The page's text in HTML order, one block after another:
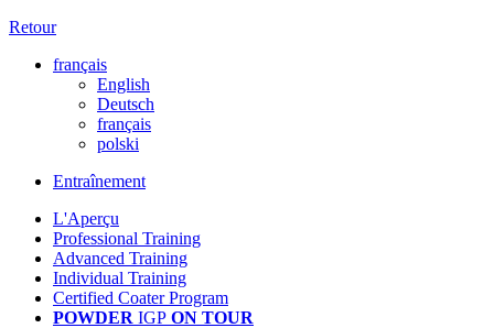
Retour
français
English
Deutsch
français
polski
Entraînement
L'Aperçu
Professional Training
Advanced Training
Individual Training
Certified Coater Program
POWDER IGP ON TOUR